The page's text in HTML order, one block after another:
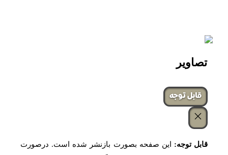
تصاویر
‌قابل توجه
قابل توجه: این صفحه بصورت بازنشر شده است. درصورت